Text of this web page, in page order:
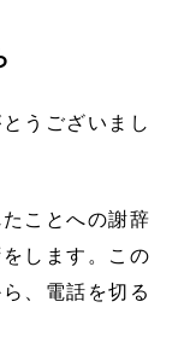
うございまし
ことへの謝辞
します。この
、電話を切る